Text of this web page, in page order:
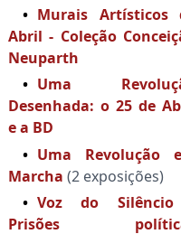
Murais Artísticos
Abril - Coleção
Neuparth
Uma
Desenhada: o 25 de
e a BD
Uma Revolução
Marcha (2 exposições)
Voz do
Prisões